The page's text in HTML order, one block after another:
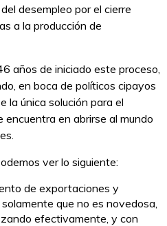
desempleo por el cierre
a la producción de
años de iniciado este proceso,
en boca de políticos cipayos
la única solución para el
en abrirse al mundo
ver lo siguiente:
de exportaciones y
que no es novedosa,
efectivamente, y con